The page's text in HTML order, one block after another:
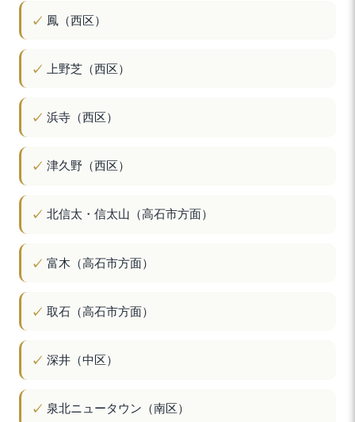
鳳（西区）
上野芝（西区）
浜寺（西区）
津久野（西区）
北信太・信太山（高石市方面）
富木（高石市方面）
取石（高石市方面）
深井（中区）
泉北ニュータウン（南区）